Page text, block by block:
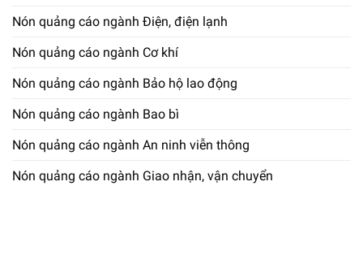
Nón quảng cáo ngành Điện, điện lạnh
Nón quảng cáo ngành Cơ khí
Nón quảng cáo ngành Bảo hộ lao động
Nón quảng cáo ngành Bao bì
Nón quảng cáo ngành An ninh viễn thông
Nón quảng cáo ngành Giao nhận, vận chuyển